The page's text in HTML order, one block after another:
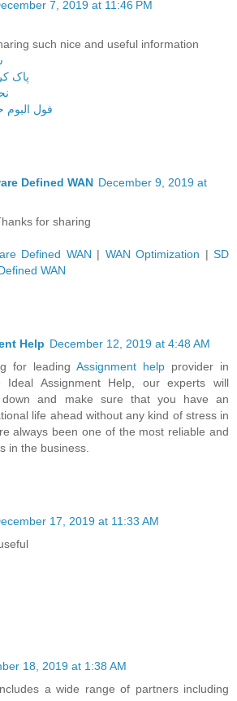
7, 2019 at 11:46 PM
such nice and useful information
پاک
فول
Defined WAN December 9, 2019 at
for sharing
Defined WAN | WAN Optimization | SD
WAN
Help December 12, 2019 at 4:48 AM
for leading Assignment help provider in
Ideal Assignment Help, our experts will
and make sure that you have an
life ahead without any kind of stress in
always been one of the most reliable and
in the business.
17, 2019 at 11:33 AM
18, 2019 at 1:38 AM
a wide range of partners including